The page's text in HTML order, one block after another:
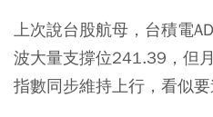
上次說台股航母，台積電
波大量支撐位241.39，但
指數同步維持上行，看似要